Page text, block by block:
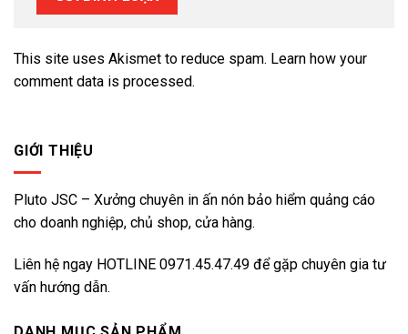
This site uses Akismet to reduce spam. Learn how your
comment data is processed.
GIỚI THIỆU
Pluto JSC – Xưởng chuyên in ấn nón bảo hiểm quảng cáo
cho doanh nghiệp, chủ shop, cửa hàng.
Liên hệ ngay HOTLINE 0971.45.47.49 để gặp chuyên gia tư
vấn hướng dẫn.